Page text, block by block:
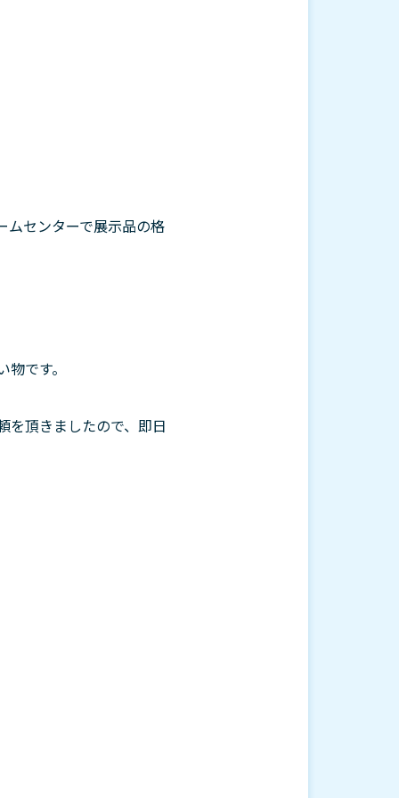
ムセンターで展示品の格
です。
を頂きましたので、即日